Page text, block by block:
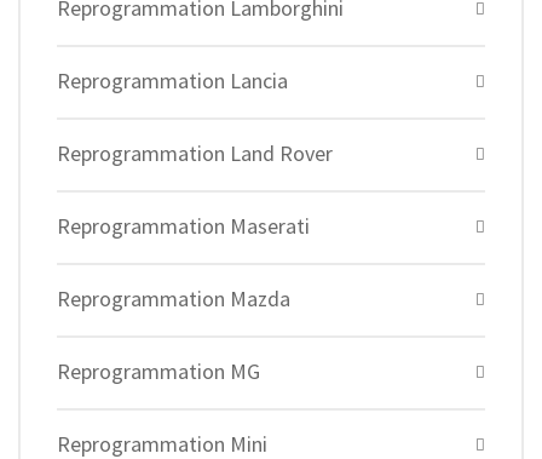
Reprogrammation Lamborghini
Reprogrammation Lancia
Reprogrammation Land Rover
Reprogrammation Maserati
Reprogrammation Mazda
Reprogrammation MG
Reprogrammation Mini